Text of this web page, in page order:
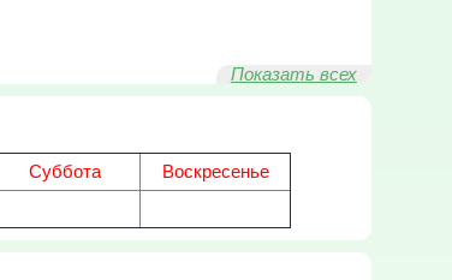
Показать всех
Суббота
Воскресенье